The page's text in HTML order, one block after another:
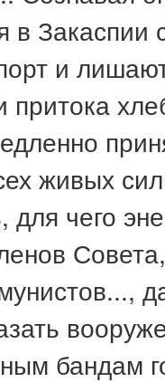
Закаспии
и
притока
живых
для чего
бандам